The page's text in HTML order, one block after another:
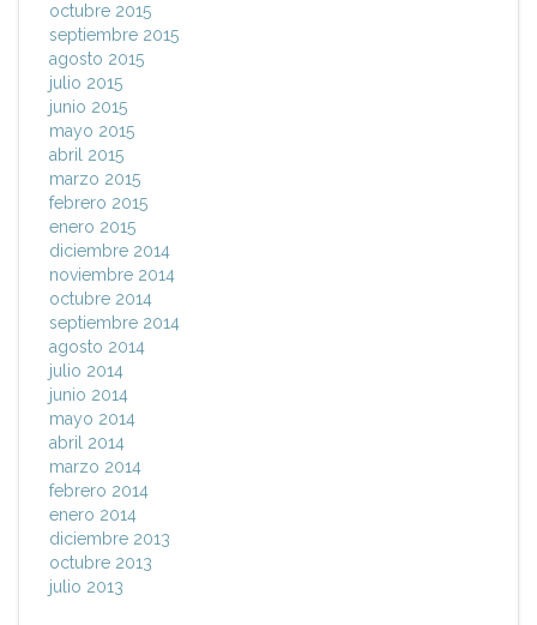
octubre 2015
septiembre 2015
agosto 2015
julio 2015
junio 2015
mayo 2015
abril 2015
marzo 2015
febrero 2015
enero 2015
diciembre 2014
noviembre 2014
octubre 2014
septiembre 2014
agosto 2014
julio 2014
junio 2014
mayo 2014
abril 2014
marzo 2014
febrero 2014
enero 2014
diciembre 2013
octubre 2013
julio 2013